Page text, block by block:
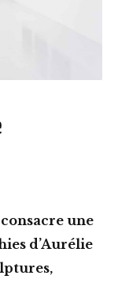
une
d’Aurélie